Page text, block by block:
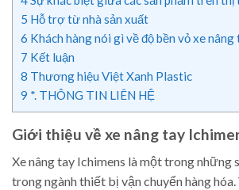
5 Hỗ trợ từ nhà sản xuất
6 Khách hàng nói gì về độ bền vỏ xe
7 Kết luận
8 Thương hiệu Việt Xanh Plastic
9 *. THÔNG TIN LIÊN HỆ
Giới thiệu về xe nâng tay
Xe nâng tay Ichimens là một trong những
trong ngành thiết bị vận chuyển hàng